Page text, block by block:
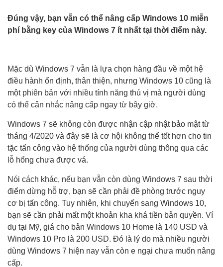
Đúng vậy, bạn vẫn có thể nâng cấp Windows 10 miễn
phí bằng key của Windows 7 ít nhất tại thời điểm này.
Mặc dù Windows 7 vẫn là lựa chọn hàng đầu về một hệ
điều hành ổn định, thân thiện, nhưng Windows 10 cũng là
một phiên bản với nhiều tính năng thú vị mà người dùng
có thể cân nhắc nâng cấp ngay từ bây giờ.
Windows 7 sẽ không còn được nhận cập nhật bảo mật từ
tháng 4/2020 và đây sẽ là cơ hội không thể tốt hơn cho tin
tặc tấn công vào hệ thống của người dùng thông qua các
lỗ hổng chưa được vá.
Nói cách khác, nếu bạn vẫn còn dùng Windows 7 sau thời
điểm dừng hỗ trợ, bạn sẽ cần phải đề phòng trước nguy
cơ bị tấn công. Tuy nhiên, khi chuyển sang Windows 10,
bạn sẽ cần phải mất một khoản kha khá tiền bản quyền. Ví
dụ tại Mỹ, giá cho bản Windows 10 Home là 140 USD và
Windows 10 Pro là 200 USD. Đó là lý do mà nhiều người
dùng Windows 7 hiện nay vẫn còn e ngại chưa muốn nâng
cấp.